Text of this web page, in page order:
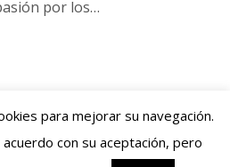
por los…
design by ENRIC
GOMEZ.COM
| Contacto:+34 93 769 06 55
para mejorar su navegación.
con su aceptación, pero